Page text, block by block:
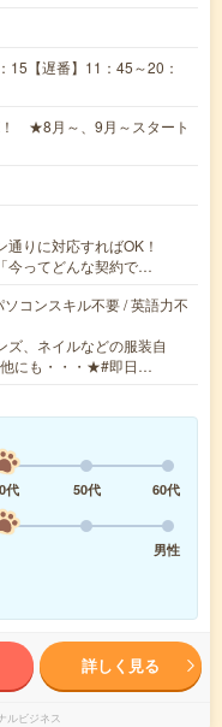
【遅番】11：45～20：
！ ★8月～、9月～スタート
りに対応すればOK！
今ってどんな契約で…
コンスキル不要 / 英語力不
、ネイルなどの服装自
にも・・・★#即日…
代 50代
60代
男性
詳しく見る
ルビジネス